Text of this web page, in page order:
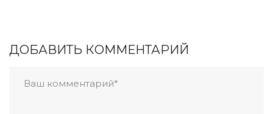
ДОБАВИТЬ КОММЕНТАРИЙ